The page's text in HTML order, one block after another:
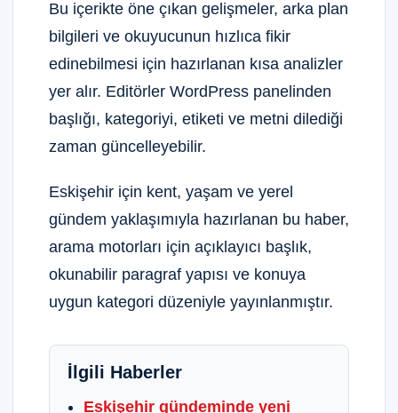
Bu içerikte öne çıkan gelişmeler, arka plan
bilgileri ve okuyucunun hızlıca fikir
edinebilmesi için hazırlanan kısa analizler
yer alır. Editörler WordPress panelinden
başlığı, kategoriyi, etiketi ve metni dilediği
zaman güncelleyebilir.
Eskişehir için kent, yaşam ve yerel
gündem yaklaşımıyla hazırlanan bu haber,
arama motorları için açıklayıcı başlık,
okunabilir paragraf yapısı ve konuya
uygun kategori düzeniyle yayınlanmıştır.
İlgili Haberler
Eskişehir gündeminde yeni